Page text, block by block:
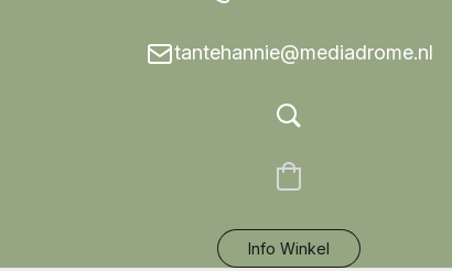
tantehannie@mediadrome.nl
Info Winkel